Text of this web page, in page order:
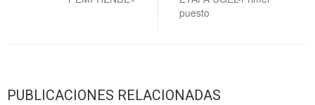
puesto
PUBLICACIONES RELACIONADAS